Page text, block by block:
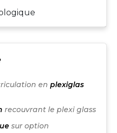
en plexiglas
recouvrant le plexi glass
sur option